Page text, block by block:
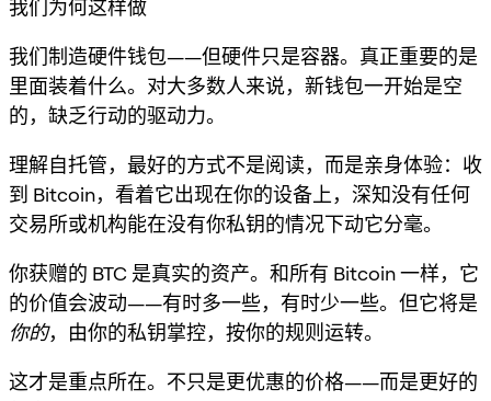
我们为何这样做
我们制造硬件钱包——但硬件只是容器。真正重要的是
里面装着什么。对大多数人来说，新钱包一开始是空
的，缺乏行动的驱动力。
理解自托管，最好的方式不是阅读，而是亲身体验：收
到 Bitcoin，看着它出现在你的设备上，深知没有任何
交易所或机构能在没有你私钥的情况下动它分毫。
你获赠的 BTC 是真实的资产。和所有 Bitcoin 一样，它
的价值会波动——有时多一些，有时少一些。但它将是
你的，由你的私钥掌控，按你的规则运转。
这才是重点所在。不只是更优惠的价格——而是更好的